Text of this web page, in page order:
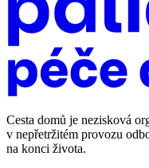
Cesta domů je nezisková
v nepřetržitém provozu
na konci života.